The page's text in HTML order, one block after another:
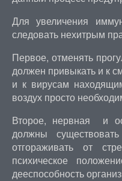
Для увеличения
следовать нехитрым
Первое, отменять
должен привыкать и к
и к вирусам
воздух просто
Второе, нервная и
должны существовать
отгораживать от
психическое
дееспособность